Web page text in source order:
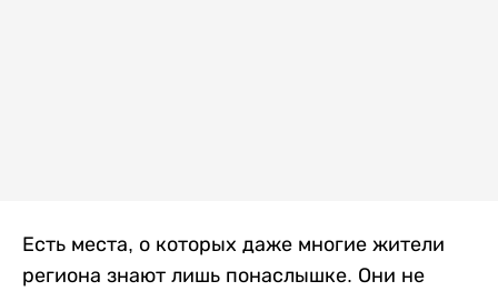
Есть места, о которых даже многие жители
региона знают лишь понаслышке. Они не